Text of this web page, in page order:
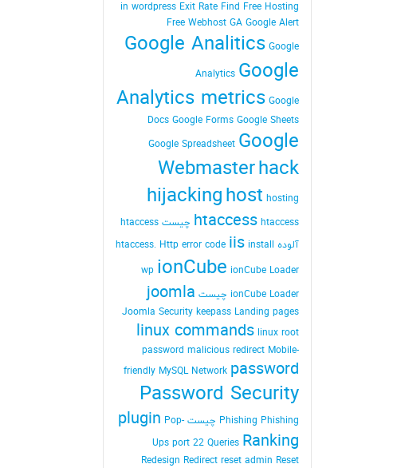
in wordpress Exit Rate Find Free Hosting
Free Webhost GA Google Alert
Google Analitics Google
Analytics Google
Analytics metrics Google
Docs Google Forms Google Sheets
Google Spreadsheet Google
Webmasterhack
hijackinghost hosting
htaccess htaccess چیست
htaccess
آلوده
htaccess. Http error code iis install
wp ionCube ionCube Loader
ionCube Loader چیست
joomla
Joomla Security keepass Landing pages
linux commands linux root
password malicious redirect Mobile-
friendly MySQL Network password
Password Security
Phishing Phishing چیست plugin Pop-
Ups port 22 Queries Ranking
Redesign Redirect reset admin Reset